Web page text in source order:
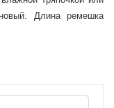
Длина ремешка